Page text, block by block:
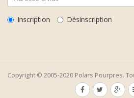
Inscription Désinscription
Copyright © 2005-2020 Polars Pourpres.